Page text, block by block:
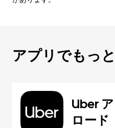
アプリでもっ
Uber
ロード